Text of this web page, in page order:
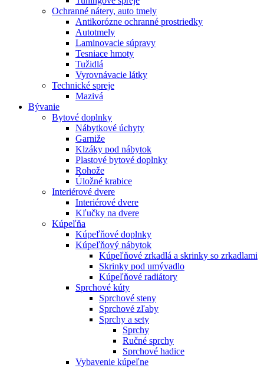
Ochranné nátery, auto tmely
Antikorózne ochranné prostriedky
Autotmely
Laminovacie súpravy
Tesniace hmoty
Tužidlá
Vyrovnávacie látky
Technické spreje
Mazivá
Bývanie
Bytové doplnky
Nábytkové úchyty
Garniže
Klzáky pod nábytok
Plastové bytové doplnky
Rohože
Úložné krabice
Interiérové dvere
Interiérové dvere
Kľučky na dvere
Kúpeľňa
Kúpeľňové doplnky
Kúpeľňový nábytok
Kúpeľňové zrkadlá a skrinky so zrkadlami
Skrinky pod umývadlo
Kúpeľňové radiátory
Sprchové kúty
Sprchové steny
Sprchové zľaby
Sprchy a sety
Sprchy
Ručné sprchy
Sprchové hadice
Vybavenie kúpeľne